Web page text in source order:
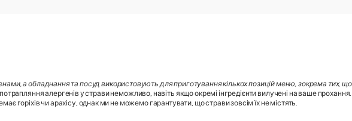
а обладнання та посуд використовують для приготування кількох позицій меню, зокрема тих, що
алергенів у страви неможливо, навіть якщо окремі інгредієнти вилучені на ваше прохання.
горіхів чи арахісу, однак ми не можемо гарантувати, що страви зовсім їх не містять.